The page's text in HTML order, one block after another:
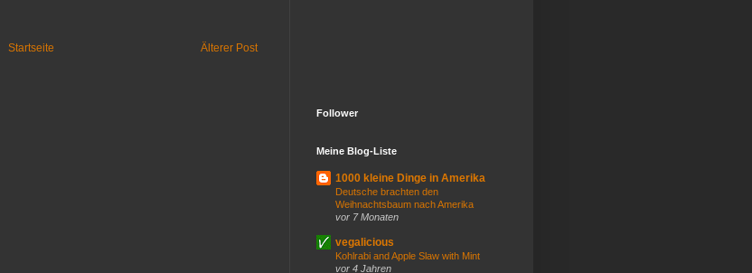
Älterer Post
Startseite
Follower
Meine Blog-Liste
1000 kleine Dinge in Amerika
Deutsche brachten den
Weihnachtsbaum nach Amerika
vor 7 Monaten
vegalicious
Kohlrabi and Apple Slaw with Mint
vor 4 Jahren